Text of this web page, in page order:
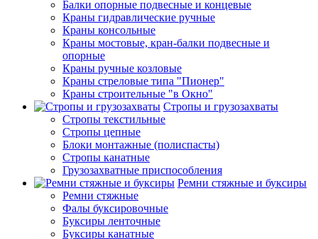
Балки опорные подвесные и концевые
Краны гидравлические ручные
Краны консольные
Краны мостовые, кран-балки подвесные и
опорные
Краны ручные козловые
Краны стреловые типа "Пионер"
Краны строительные "в Окно"
Стропы и грузозахваты
Стропы текстильные
Стропы цепные
Блоки монтажные (полиспасты)
Стропы канатные
Грузозахватные приспособления
Ремни стяжные и буксиры
Ремни стяжные
Фалы буксировочные
Буксиры ленточные
Буксиры канатные